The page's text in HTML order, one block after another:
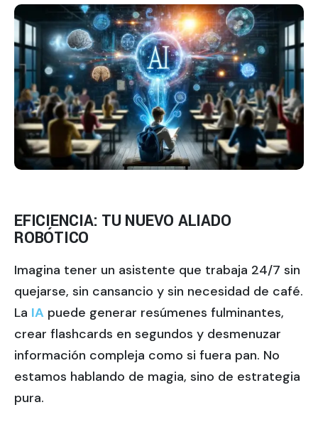
EFICIENCIA: TU NUEVO ALIADO
ROBÓTICO
Imagina tener un asistente que trabaja 24/7 sin
quejarse, sin cansancio y sin necesidad de café.
La IA puede generar resúmenes fulminantes,
crear flashcards en segundos y desmenuzar
información compleja como si fuera pan. No
estamos hablando de magia, sino de estrategia
pura.